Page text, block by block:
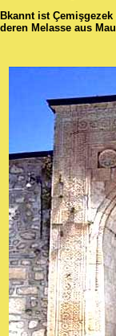
Bkannt ist
deren Melasse aus